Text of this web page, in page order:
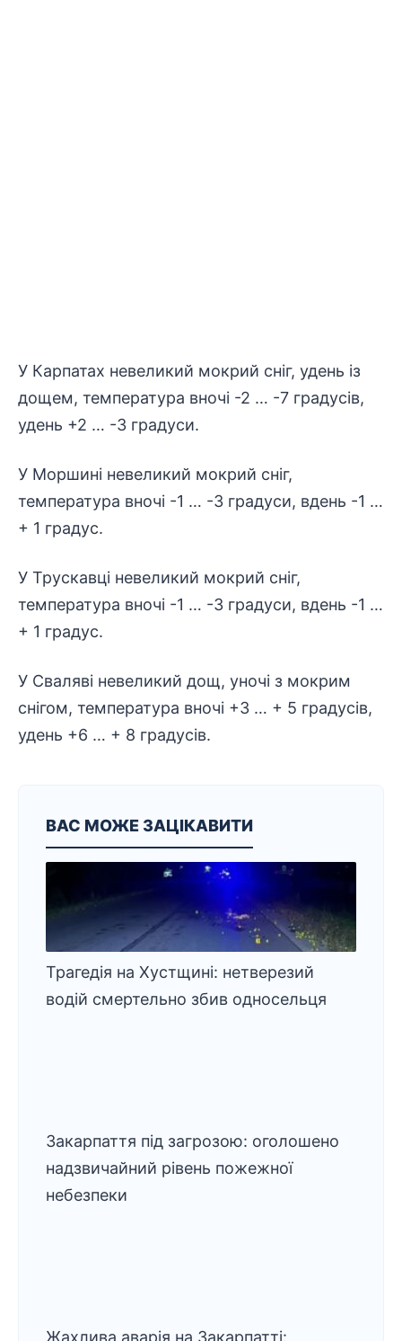
У Карпатах невеликий мокрий сніг, удень із
дощем, температура вночі -2 … -7 градусів,
удень +2 … -3 градуси.
У Моршині невеликий мокрий сніг,
температура вночі -1 … -3 градуси, вдень -1 …
+ 1 градус.
У Трускавці невеликий мокрий сніг,
температура вночі -1 … -3 градуси, вдень -1 …
+ 1 градус.
У Сваляві невеликий дощ, уночі з мокрим
снігом, температура вночі +3 … + 5 градусів,
удень +6 … + 8 градусів.
ВАС МОЖЕ ЗАЦІКАВИТИ
Трагедія на Хустщині: нетверезий
водій смертельно збив односельця
Закарпаття під загрозою: оголошено
надзвичайний рівень пожежної
небезпеки
Жахлива аварія на Закарпатті: